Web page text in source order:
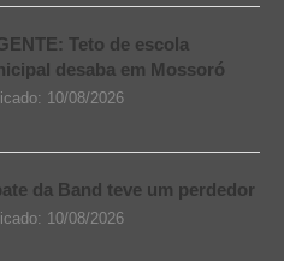
Teto de escola
desaba em Mossoró
10/08/2026
da Band teve um perdedor
10/08/2026